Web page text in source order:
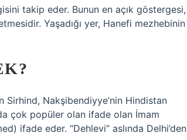
takip eder. Bunun en açık göstergesi,
Yaşadığı yer, Hanefi mezhebinin
Sirhind, Nakşibendiyye’nin Hindistan
çok popüler olan ifade olan İmam
ifade eder. “Dehlevi” aslında Delhi’den